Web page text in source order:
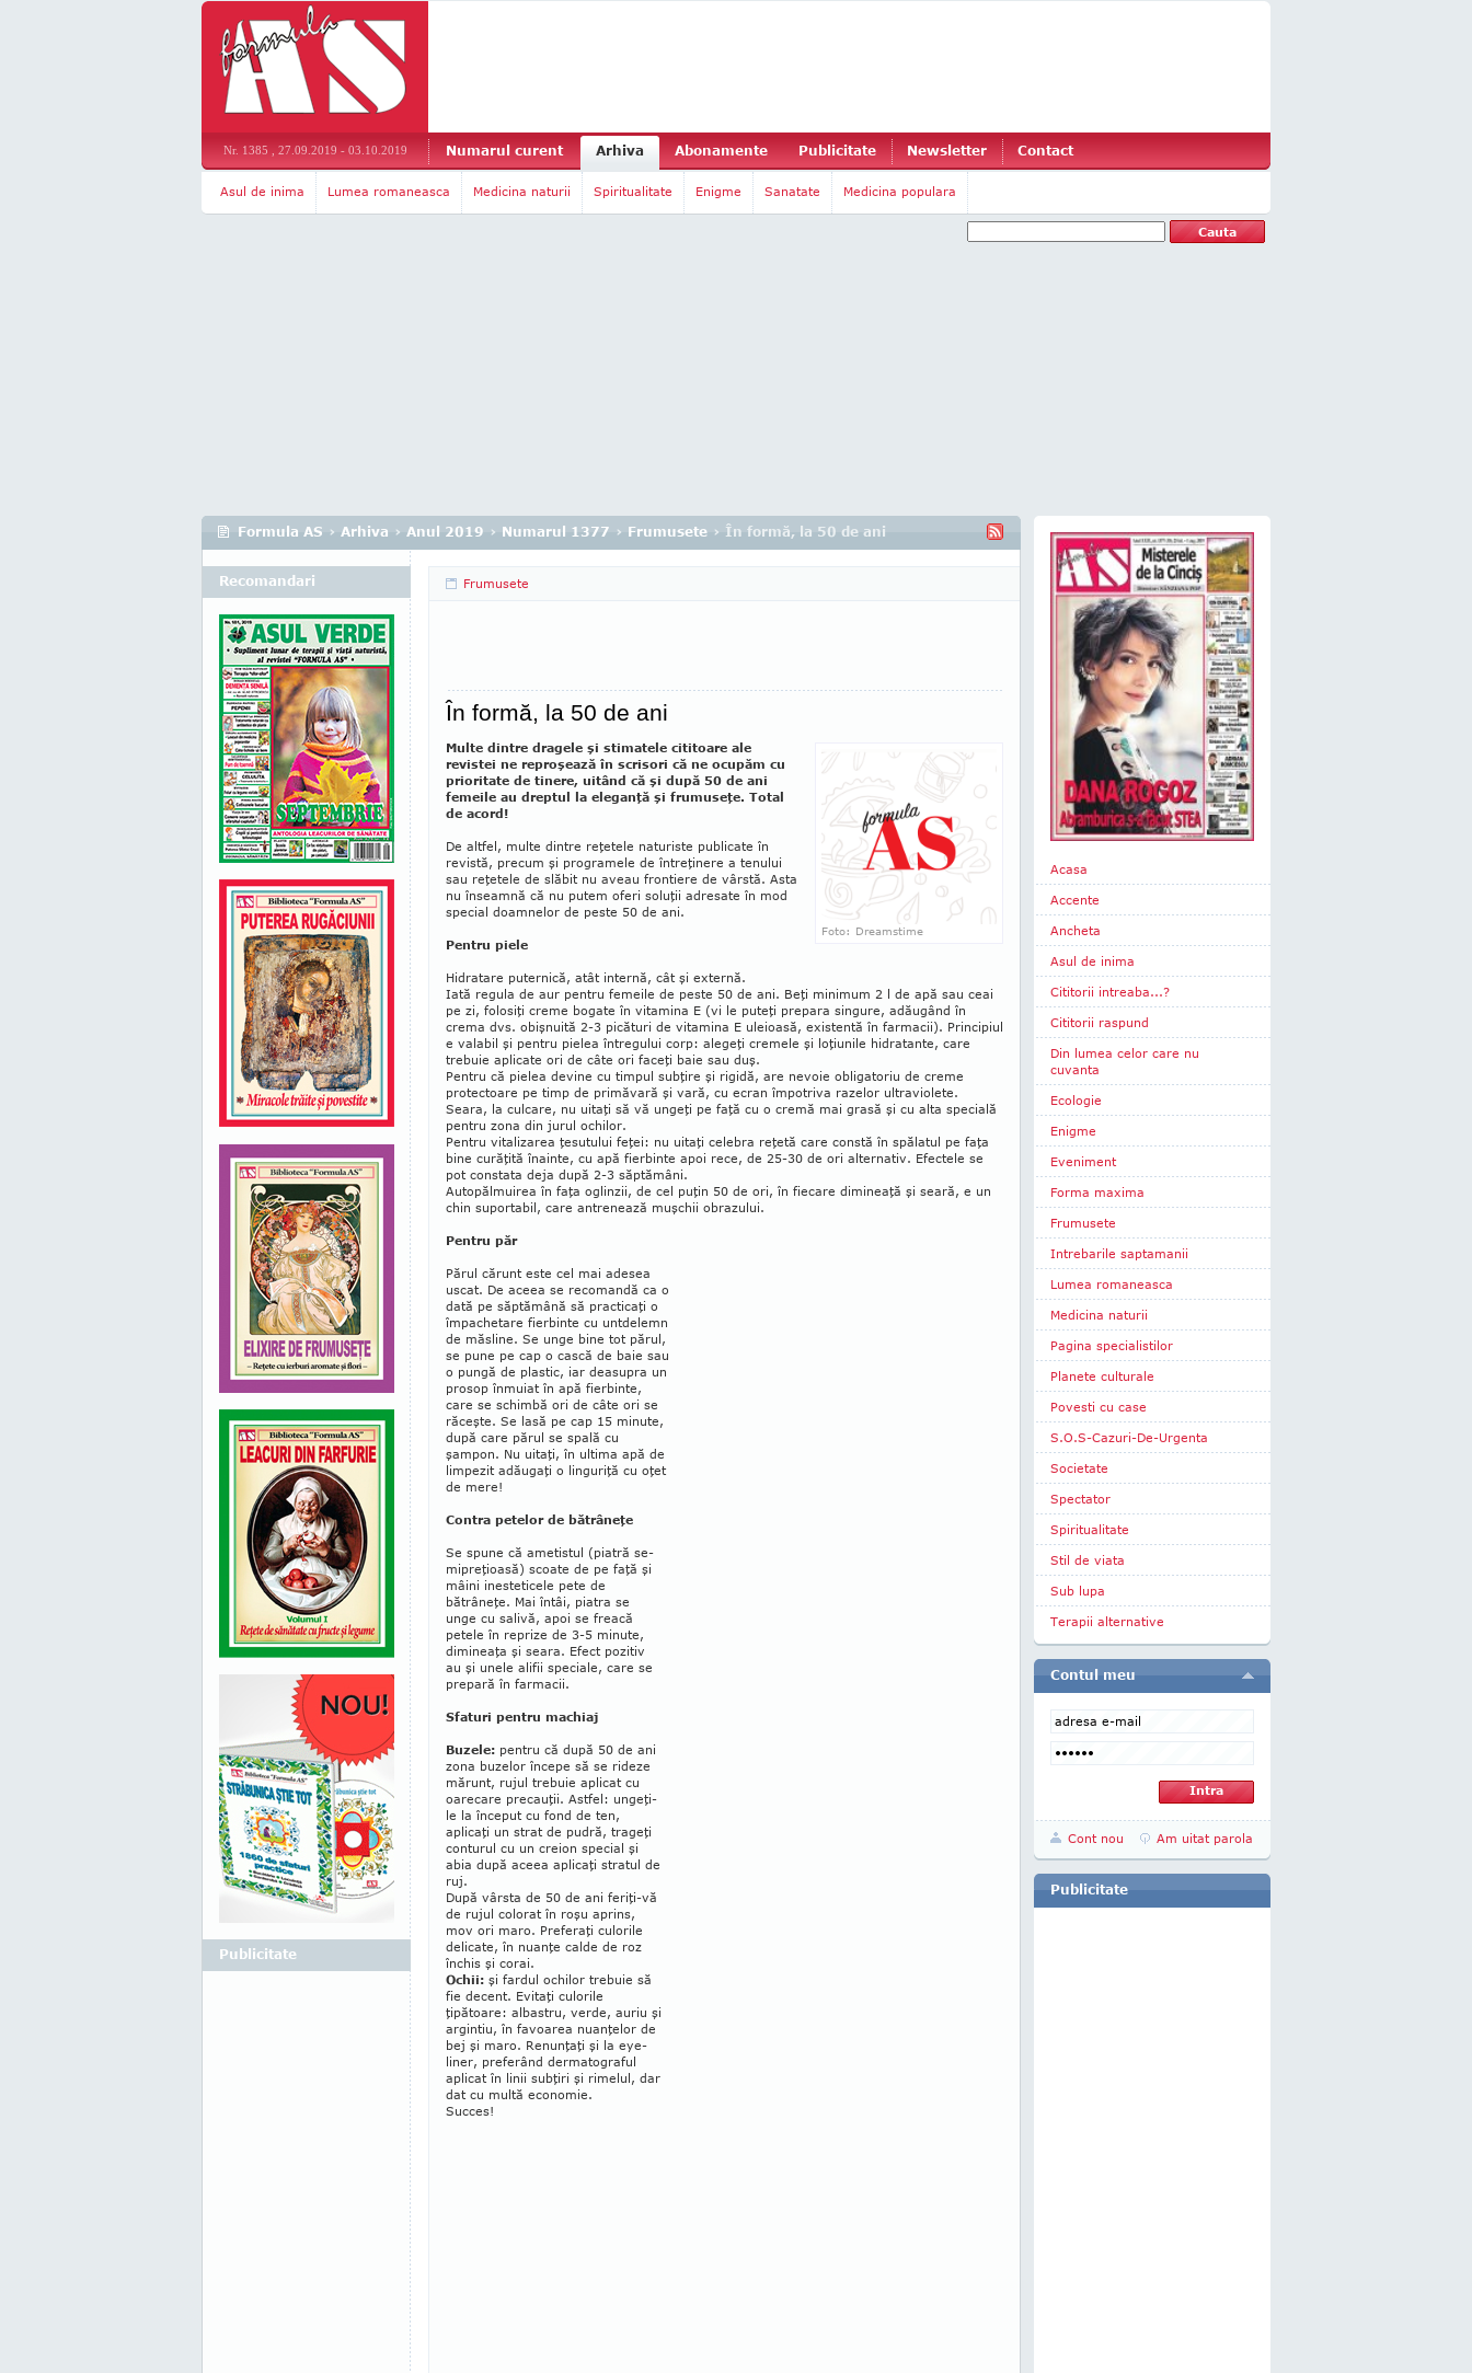
Nr. 1385 , 27.09.2019 - 03.10.2019 Numarul curent Arhiva Abonamente Publicitate Newsletter Contact
Asul de inima Lumea romaneasca Medicina naturii Spiritualitate Enigme Sanatate Medicina populara
Formula AS › Arhiva › Anul 2019 › Numarul 1377 › Frumusete › În formă, la 50 de ani
Frumusete
În formă, la 50 de ani
Foto: Dreamstime
Multe dintre dragele şi stima­tele cititoare ale
revistei ne reproşează în scrisori că ne ocupăm cu
prioritate de tinere, uitând că şi după 50 de ani
femeile au dreptul la eleganţă şi frumuseţe. Total
de acord!
De altfel, multe dintre reţetele natu­ris­te publicate în
revistă, precum şi programele de întreţinere a tenului
sau reţetele de slăbit nu aveau fron­tie­re de vârstă. Asta
nu înseamnă că nu putem oferi soluţii adresate în mod
special doamnelor de peste 50 de ani.
Pentru piele
Hidratare puternică, atât inter­nă, cât şi externă.
Iată regula de aur pentru femeile de peste 50 de ani. Beţi minimum 2 l de apă sau ceai
pe zi, folosiţi creme bogate în vitamina E (vi le puteţi pre­para singure, adăugând în
crema dvs. obişnuită 2-3 picături de vitamina E uleioasă, exis­tentă în far­macii). Prin­ci­piul
e vala­bil şi pentru pie­lea între­gului corp: a­le­geţi cre­mele şi loţiu­nile hidratan­te, care
trebuie aplicate ori de câte ori faceţi baie sau duş.
Pentru că pielea de­vine cu timpul subţire şi rigidă, are nevoie obli­gato­riu de cre­me
protectoare pe timp de primăvară şi vară, cu ecran îm­potriva razelor ultraviolete.
Seara, la culcare, nu uitaţi să vă un­geţi pe faţă cu o cremă mai grasă şi cu alta specială
pentru zona din jurul ochilor.
Pentru vitalizarea ţesutului feţei: nu uitaţi celebra reţetă care constă în spălatul pe faţa
bine curăţită înainte, cu apă fierbinte apoi rece, de 25-30 de ori alternativ. Efectele se
pot constata deja după 2-3 săptămâni.
Autopălmuirea în faţa oglin­zii, de cel puţin 50 de ori, în fiecare di­mineaţă şi seară, e un
chin supor­ta­bil, care antrenează muşchii obra­zu­lui.
Pentru păr
Părul cărunt este cel mai adesea
uscat. De aceea se recomandă ca o
dată pe săptămână să practicaţi o
împachetare fierbinte cu untdelemn
de măsline. Se unge bine tot părul,
se pune pe cap o cască de baie sau
o pungă de plastic, iar deasupra un
pro­sop înmuiat în apă fierbinte,
care se schimbă ori de câte ori se
răceşte. Se lasă pe cap 15 minute,
după care pă­rul se spală cu
şampon. Nu uitaţi, în ultima apă de
limpezit adăugaţi o lin­guriţă cu oţet
de mere!
Contra petelor de bătrâneţe
Se spune că ametistul (piatră se­
mi­preţioasă) scoate de pe faţă şi
mâini inesteticele pete de
bătrâneţe. Mai întâi, piatra se
unge cu salivă, apoi se freacă
petele în reprize de 3-5 minute,
dimineaţa şi seara. Efect pozitiv
au şi unele alifii speciale, care se
prepară în farmacii.
Sfaturi pentru machiaj
Buzele: pentru că după 50 de ani
zona bu­zelor începe să se ri­deze
mă­runt, rujul tre­buie apli­cat cu
oa­recare precau­ţii. Astfel: un­ge­ţi-
le la început cu fond de ten,
aplicaţi un strat de pu­dră, trageţi
conturul cu un cre­ion special şi
abia după aceea aplicaţi stratul de
ruj.
După vârsta de 50 de ani feriţi-vă
de rujul colorat în roşu aprins,
mov ori maro. Preferaţi culorile
delicate, în nuanţe calde de roz
închis şi corai.
Ochii: şi fardul ochilor trebuie să
fie decent. Evitaţi culorile
ţipătoare: albastru, verde, auriu şi
argintiu, în favoarea nuanţelor de
bej şi maro. Re­nunţaţi şi la eye-
liner, preferând dermatograful
aplicat în linii subţiri şi rimelul, dar
dat cu multă economie.
Succes!
Recomandari
Publicitate
Acasa
Accente
Ancheta
Asul de inima
Cititorii intreaba...?
Cititorii raspund
Din lumea celor care nu
cuvanta
Ecologie
Enigme
Eveniment
Forma maxima
Frumusete
Intrebarile saptamanii
Lumea romaneasca
Medicina naturii
Pagina specialistilor
Planete culturale
Povesti cu case
S.O.S-Cazuri-De-Urgenta
Societate
Spectator
Spiritualitate
Stil de viata
Sub lupa
Terapii alternative
Contul meu
Cont nou Am uitat parola
Publicitate